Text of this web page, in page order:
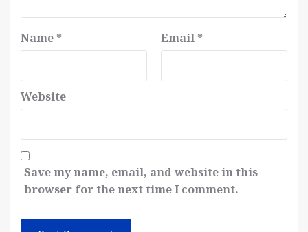
Name * Email *
Website
Save my name, email, and website in this
browser for the next time I comment.